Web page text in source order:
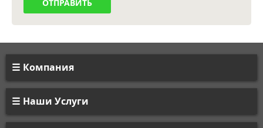
Компания
Наши Услуги